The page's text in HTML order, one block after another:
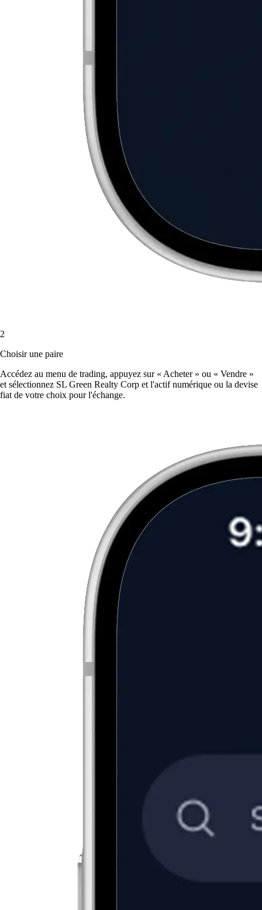
2
Choisir une paire
Accédez au menu de trading, appuyez sur « Acheter » ou « Vendre »
et sélectionnez SL Green Realty Corp et l'actif numérique ou la devise
fiat de votre choix pour l'échange.